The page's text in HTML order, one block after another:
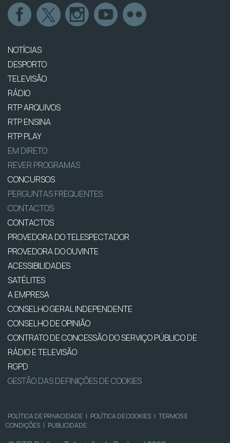
NOTÍCIAS
DESPORTO
TELEVISÃO
RÁDIO
RTP ARQUIVOS
RTP ENSINA
RTP PLAY
EM DIRETO
REVER PROGRAMAS
CONCURSOS
PERGUNTAS FREQUENTES
CONTACTOS
CONTACTOS
PROVEDORA DO TELESPECTADOR
PROVEDORA DO OUVINTE
ACESSIBILIDADES
SATÉLITES
A EMPRESA
CONSELHO GERAL INDEPENDENTE
CONSELHO DE OPINIÃO
CONTRATO DE CONCESSÃO DO SERVIÇO PÚBLICO DE
RÁDIO E TELEVISÃO
RGPD
GESTÃO DAS DEFINIÇÕES DE COOKIES
POLÍTICA DE PRIVACIDADE | POLÍTICA DE COOKIES | TERMOS E
CONDIÇÕES | PUBLICIDADE